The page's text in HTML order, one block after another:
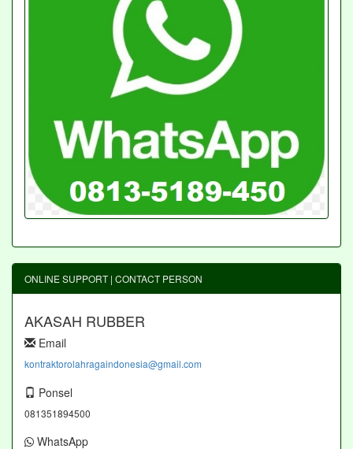
ONLINE SUPPORT | CONTACT PERSON
AKASAH RUBBER
Email
kontraktorolahragaindonesia@gmail.com
Ponsel
081351894500
WhatsApp